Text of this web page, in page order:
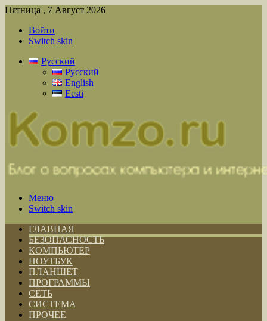
Пятница , 7 Август 2026
Войти
Switch skin
Русский
Русский
English
Eesti
Меню
Switch skin
ГЛАВНАЯ
БЕЗОПАСНОСТЬ
КОМПЬЮТЕР
НОУТБУК
ПЛАНШЕТ
ПРОГРАММЫ
СЕТЬ
СИСТЕМА
ПРОЧЕЕ